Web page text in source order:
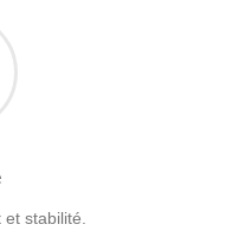
stabilité.